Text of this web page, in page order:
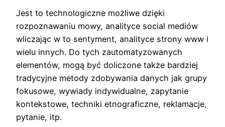
Jest to technologiczne możliwe dzięki
rozpoznawaniu mowy, analityce social mediów
wliczając w to sentyment, analityce strony www i
wielu innych. Do tych zautomatyzowanych
elementów, mogą być doliczone także bardziej
tradycyjne metody zdobywania danych jak grupy
fokusowe, wywiady indywidualne, zapytanie
kontekstowe, techniki etnograficzne, reklamacje,
pytanie, itp.